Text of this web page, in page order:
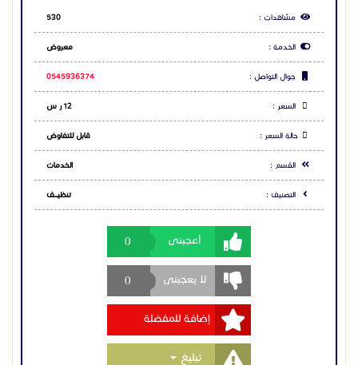
مشاهدات : 530
الخدمة : معروض
جوال التواصل : 0545936374
السعر : 12 ر س
حالة السعر : قابل للتفاوض
القسم : الخدمات
التصنيف : تنظيــــف
أعجبنى 0
لا يعجبنى 0
إضافة للمفضلة
تبليغ Toggle Dropdown